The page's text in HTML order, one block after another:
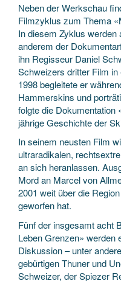
Neben der Werkschau
Filmzyklus zum Thema
In diesem Zyklus
anderem der
ihn Regisseur Daniel
Schweizers dritter Film
1998 begleitete er
Hammerskins und
folgte die Dokumentation
jährige Geschichte der
In seinem neusten Film
ultraradikalen,
an sich heranlassen.
Mord an Marcel von
2001 weit über die
geworfen hat.
Fünf der insgesamt acht
Leben Grenzen» werden
Diskussion – unter
gebürtigen Thuner und
Schweizer, der Spiezer